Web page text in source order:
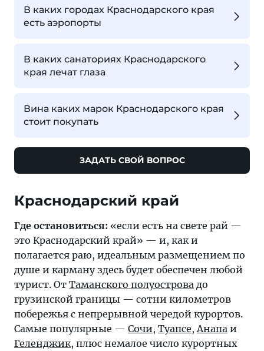
В каких городах Краснодарского края
есть аэропорты
В каких санаториях Краснодарского
края лечат глаза
Вина каких марок Краснодарского края
стоит покупать
ЗАДАТЬ СВОЙ ВОПРОС
Где остановиться: «если есть на свете рай —
это Краснодарский край» — и, как и
полагается раю, идеальным размещением по
душе и карману здесь будет обеспечен любой
турист. От Таманского полуострова до
грузинской границы — сотни километров
побережья с непрерывной чередой курортов.
Самые популярные — Сочи, Туапсе, Анапа и
Геленджик, плюс немалое число курортных